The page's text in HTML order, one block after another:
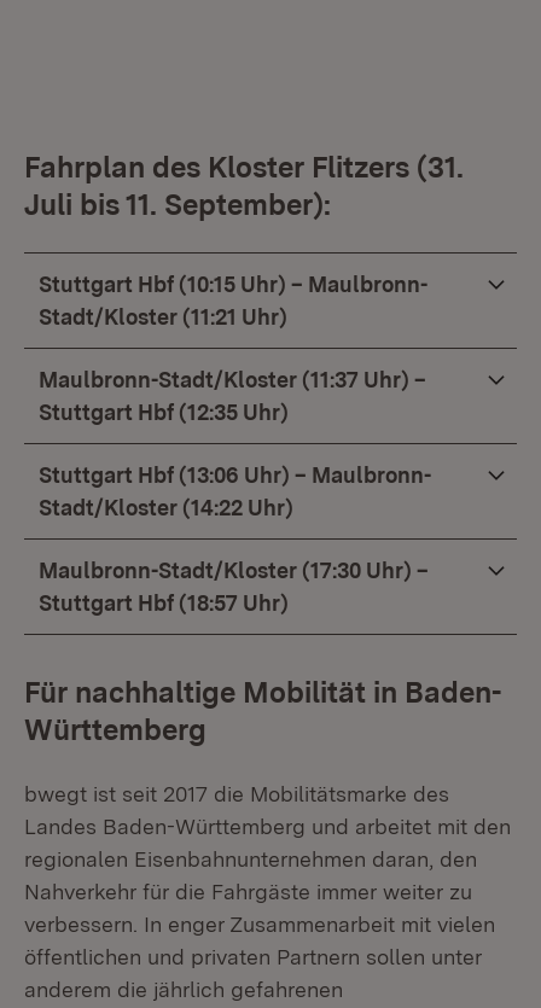
Fahrplan des Kloster Flitzers (31.
Juli bis 11. September):
Stuttgart Hbf (10:15 Uhr) – Maulbronn-
Stadt/Kloster (11:21 Uhr)
Maulbronn-Stadt/Kloster (11:37 Uhr) –
Stuttgart Hbf (12:35 Uhr)
Stuttgart Hbf (13:06 Uhr) – Maulbronn-
Stadt/Kloster (14:22 Uhr)
Maulbronn-Stadt/Kloster (17:30 Uhr) –
Stuttgart Hbf (18:57 Uhr)
Für nachhaltige Mobilität in Baden-
Württemberg
bwegt ist seit 2017 die Mobilitätsmarke des
Landes Baden-Württemberg und arbeitet mit den
regionalen Eisenbahnunternehmen daran, den
Nahverkehr für die Fahrgäste immer weiter zu
verbessern. In enger Zusammenarbeit mit vielen
öffentlichen und privaten Partnern sollen unter
anderem die jährlich gefahrenen